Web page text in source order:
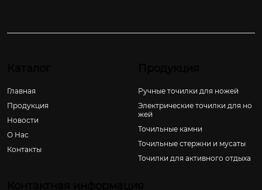
Главная
Продукция
Новости
О Hас
Контакты
Ручные точилки для ножей
Электрические точилки для но
жей
Точильные камни
Точильные стержни и мусаты
Точилки для активного отдыха